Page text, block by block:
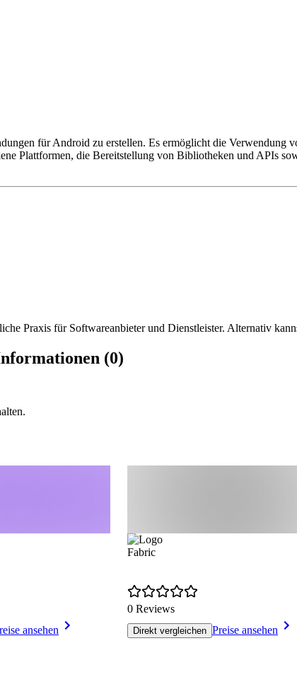
für Android zu erstellen. Es ermöglicht die Verwendung
Plattformen, die Bereitstellung von Bibliotheken und APIs
Praxis für Softwareanbieter und Dienstleister. Alternativ
(0)
ansehen
Fabric
0 Reviews
Direkt vergleichen Preise ansehen